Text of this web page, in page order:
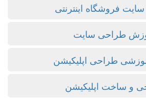
فروشگاه اینترنتی
طراحی سایت
طراحی اپلیکیشن
و ساخت اپلیکیشن